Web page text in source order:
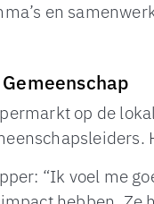
en
op de
“Ik voel me